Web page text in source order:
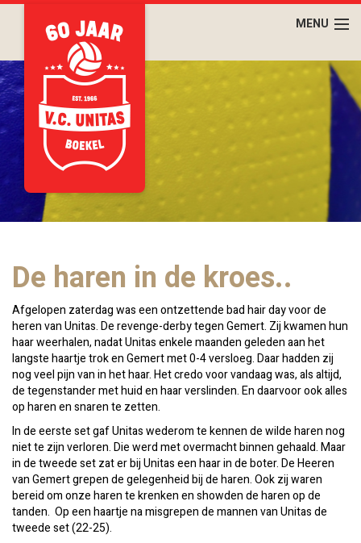
De haren in de kroes..
Afgelopen zaterdag was een ontzettende bad hair day voor de
heren van Unitas. De revenge-derby tegen Gemert. Zij kwamen hun
haar weerhalen, nadat Unitas enkele maanden geleden aan het
langste haartje trok en Gemert met 0-4 versloeg. Daar hadden zij
nog veel pijn van in het haar. Het credo voor vandaag was, als altijd,
de tegenstander met huid en haar verslinden. En daarvoor ook alles
op haren en snaren te zetten.
In de eerste set gaf Unitas wederom te kennen de wilde haren nog
niet te zijn verloren. Die werd met overmacht binnen gehaald. Maar
in de tweede set zat er bij Unitas een haar in de boter. De Heeren
van Gemert grepen de gelegenheid bij de haren. Ook zij waren
bereid om onze haren te krenken en showden de haren op de
tanden. Op een haartje na misgrepen de mannen van Unitas de
tweede set (22-25).